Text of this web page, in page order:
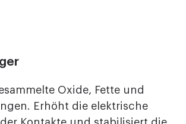
Oxide, Fette und
Erhöht die elektrische